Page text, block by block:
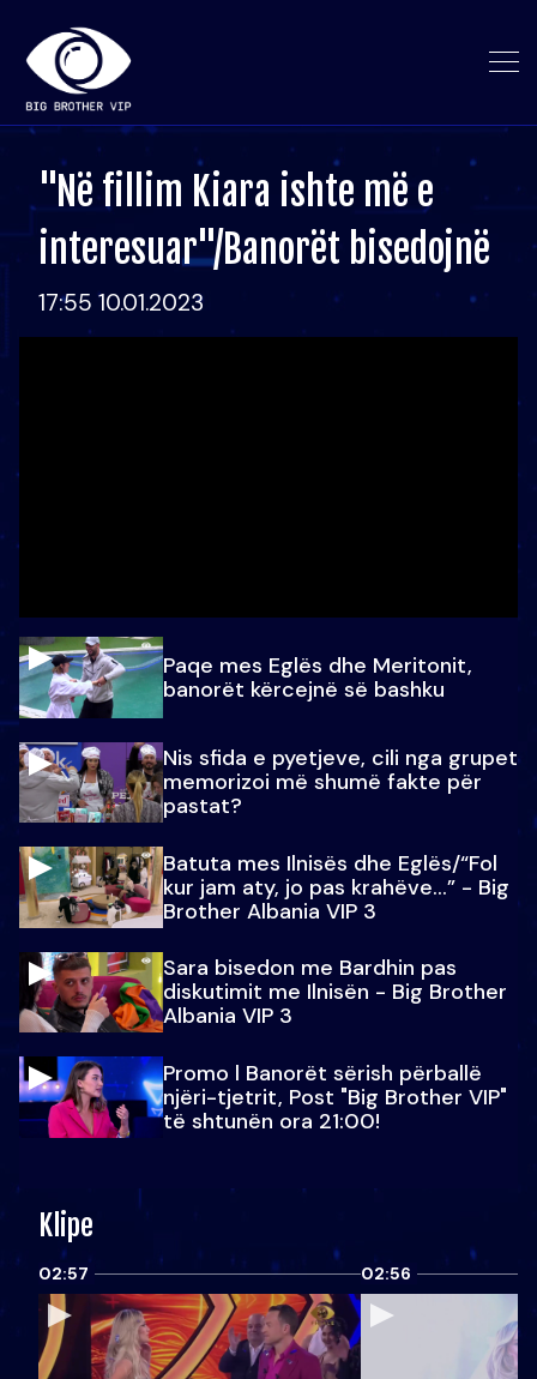
"Në fillim Kiara ishte më e
interesuar"/Banorët bisedojnë
17:55 10.01.2023
Paqe mes Eglës dhe Meritonit,
banorët kërcejnë së bashku
Nis sfida e pyetjeve, cili nga grupet
memorizoi më shumë fakte për
pastat?
Batuta mes Ilnisës dhe Eglës/“Fol
kur jam aty, jo pas krahëve…” - Big
Brother Albania VIP 3
Sara bisedon me Bardhin pas
diskutimit me Ilnisën - Big Brother
Albania VIP 3
Promo l Banorët sërish përballë
njëri-tjetrit, Post "Big Brother VIP"
të shtunën ora 21:00!
Klipe
02:57 02:56